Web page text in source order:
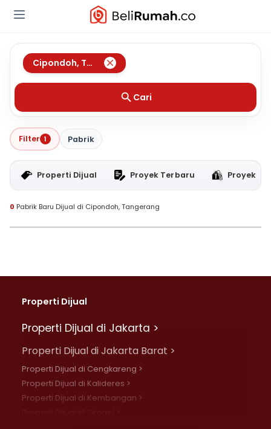
Cipondoh, Tangerang
Cari
Filter 1 Pabrik
Properti Dijual Proyek Terbaru Proyek
0 Pabrik Baru Dijual di Cipondoh, Tangerang
Properti Dijual
Properti Dijual di Jakarta >
Properti Dijual di Jakarta Barat >
Properti Dijual di Cengkareng >
Properti Dijual di Kalideres >
Properti Dijual di Kembangan >